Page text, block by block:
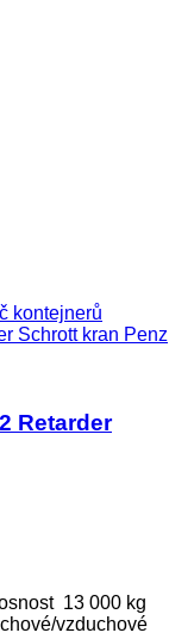
kontejnerů
Schrott kran Penz
Retarder
13 000 kg
vzduchové